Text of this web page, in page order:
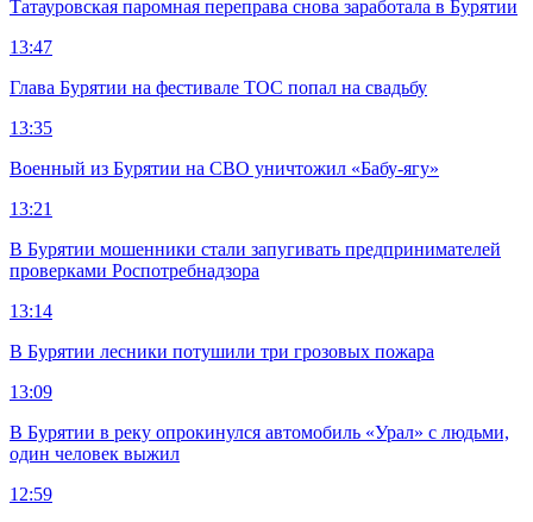
Татауровская паромная переправа снова заработала в Бурятии
13:47
Глава Бурятии на фестивале ТОС попал на свадьбу
13:35
Военный из Бурятии на СВО уничтожил «Бабу-ягу»
13:21
В Бурятии мошенники стали запугивать предпринимателей
проверками Роспотребнадзора
13:14
В Бурятии лесники потушили три грозовых пожара
13:09
В Бурятии в реку опрокинулся автомобиль «Урал» с людьми,
один человек выжил
12:59